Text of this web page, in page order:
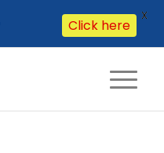
Click here
X